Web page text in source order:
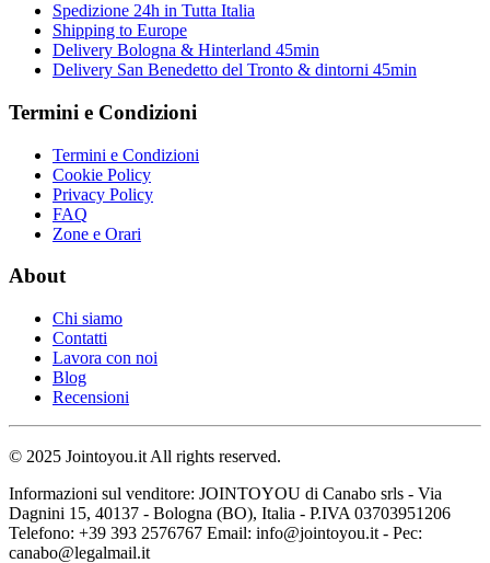
Spedizione 24h in Tutta Italia
Shipping to Europe
Delivery Bologna & Hinterland 45min
Delivery San Benedetto del Tronto & dintorni 45min
Termini e Condizioni
Termini e Condizioni
Cookie Policy
Privacy Policy
FAQ
Zone e Orari
About
Chi siamo
Contatti
Lavora con noi
Blog
Recensioni
© 2025 Jointoyou.it All rights reserved.
Informazioni sul venditore: JOINTOYOU di Canabo srls - Via
Dagnini 15, 40137 - Bologna (BO), Italia - P.IVA 03703951206
Telefono: ‪+39 393 2576767‬ Email: info@jointoyou.it - Pec:
canabo@legalmail.it